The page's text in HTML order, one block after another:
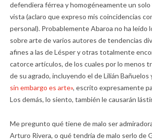
defendiera férrea y homogéneamente un
vista (aclaro que expreso mis coincidencias
personal). Probablemente Abaroa no ha leído
sobre arte de varios autores de tendencias
afines a las de Lésper y otras totalmente
catorce artículos, de los cuales por lo menos
de su agrado, incluyendo el de Lilián Bañuelos
sin embargo es arte», escrito expresamente
Los demás, lo siento, también le causarán
Me pregunto qué tiene de malo ser
Arturo Rivera, o qué tendría de malo serlo de